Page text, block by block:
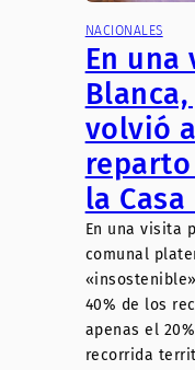
NACIONALES
En una
volvió
la
En una visita
comunal
40% de los
apenas el
recorrida